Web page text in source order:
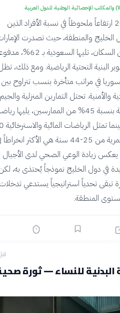
لعام 2024 ارتفاعاً ملحوظاً في نسبة الأفراد الذين
حيث تصدرت الإمارات
العربية المتحدة بنسبة 68% من السكان، تليها السعودية بـ 62%، مدفوعة
الرياضية. ومع ذلك، تظل دول
عربية أخرى مثل مصر والعراق وسوريا في مراتب متأخرة بنسب تتراوح بين 25-
تحتل التمارين المنزلية والجيم
الخاص المرتبة الأولى في الممارسة بنسبة 45% من الممارسين، يليها رياضات
خارجية وجماعية بنسبة 35%، بينما تمثل الرياضات المائية والاسترخائية 20%.
تشير الدراسات إلى أن الفئات العمرية من 25-44 سنة هي الأكثر انخراطاً في
مما يعكس زيادة الوعي الصحي لدى الأجيال الشابة
الخليج نموذجاً يُحتذى به، لكن
استراتيجياً يستدعي تدخلات
للنساء — ثورة صحية